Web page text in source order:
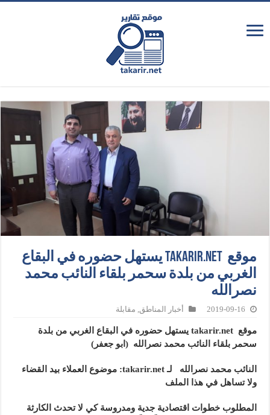
موقع takarir.net يستهل حضوره في البقاع
الغربي من بلدة سحمر بلقاء النائب محمد
نصرالله
2019-09-16 أخبار المناطق مقابلة
موقعtakarir.net يستهل حضوره في البقاع الغربي من بلدة
سحمر بلقاء
النائب محمد نصرالله (ابو جعفر)
النائب محمد نصرالله لـtakarir.net: موضوع العملاء بيد القضاء
ولا تساهل في هذا الملف
المطلوب خطوات اقتصادية جدية ومدروسة كي لا تحدث الكارثة